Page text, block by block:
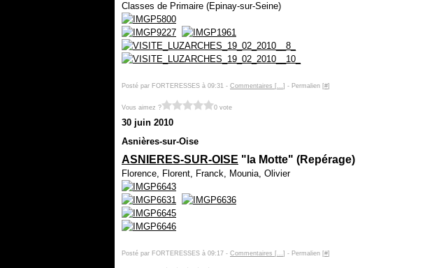
Classes de Primaire (Epinay-sur-Seine)
Posté par FORTERESSES à 09:31 - Commentaires […] - Permalien [#]
Vous aimez ? 0 vote
30 juin 2010
Asnières-sur-Oise
ASNIERES-SUR-OISE "la Motte" (Repérage)
Florence, Florent, Franck, Mounia, Olivier
Posté par FORTERESSES à 09:17 - Commentaires […] - Permalien [#]